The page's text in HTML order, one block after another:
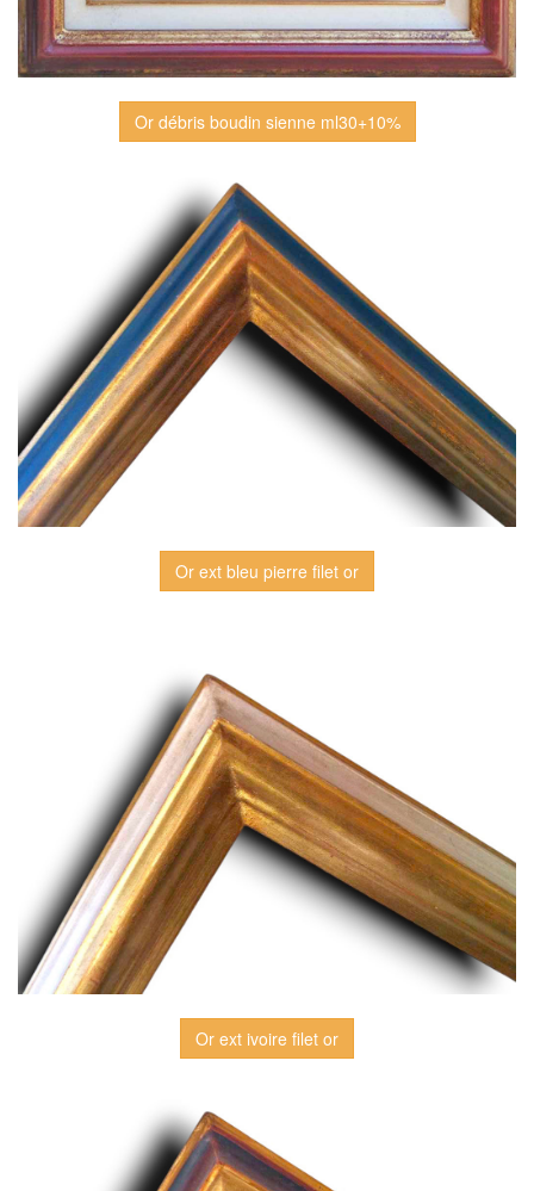
Or débris boudin sienne ml30+10%
Or ext bleu pierre filet or
Or ext ivoire filet or